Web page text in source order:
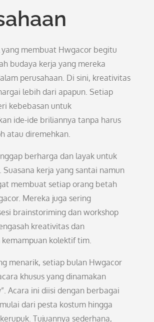
yang membuat Hwgacor begitu
budaya kerja yang mereka
perusahaan. Di sini, kreativitas
lebih dari apapun. Setiap
kebebasan untuk
ide-ide briliannya tanpa harus
atau diremehkan.
berharga dan layak untuk
Suasana kerja yang santai namun
membuat setiap orang betah
Mereka juga sering
brainstoriming dan workshop
kreativitas dan
kolektif tim.
menarik, setiap bulan Hwgacor
khusus yang dinamakan
Acara ini diisi dengan berbagai
dari pesta kostum hingga
Tujuannya sederhana,